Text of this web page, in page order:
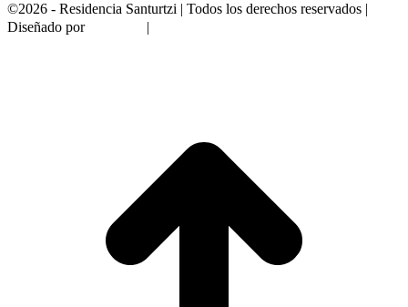
©2026 - Residencia Santurtzi | Todos los derechos reservados |
Diseñado por
|